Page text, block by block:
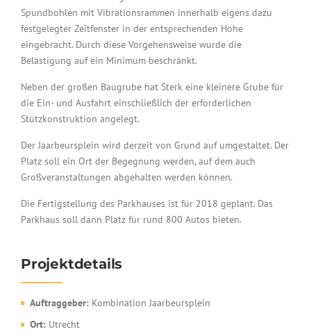
Spundbohlen mit Vibrationsrammen innerhalb eigens dazu
festgelegter Zeitfenster in der entsprechenden Höhe
eingebracht. Durch diese Vorgehensweise wurde die
Belästigung auf ein Minimum beschränkt.
Neben der großen Baugrube hat Sterk eine kleinere Grube für
die Ein- und Ausfahrt einschließlich der erforderlichen
Stützkonstruktion angelegt.
Der Jaarbeursplein wird derzeit von Grund auf umgestaltet. Der
Platz soll ein Ort der Begegnung werden, auf dem auch
Großveranstaltungen abgehalten werden können.
Die Fertigstellung des Parkhauses ist für 2018 geplant. Das
Parkhaus soll dann Platz für rund 800 Autos bieten.
Projektdetails
Auftraggeber: Kombination Jaarbeursplein
Ort: Utrecht